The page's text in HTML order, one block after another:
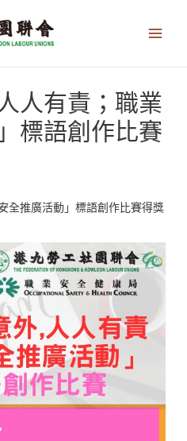
人有責；職業
標語創作比賽
全推廣活動」標語創作比賽得獎